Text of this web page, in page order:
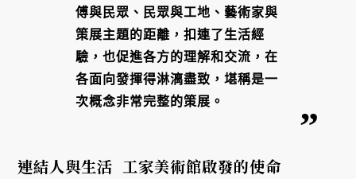
傅與民眾、民眾與工地、藝術家與
策展主題的距離，扣連了生活經
驗，也促進各方的理解和交流，在
各面向發揮得淋漓盡致，堪稱是一
次概念非常完整的策展。
連結人與生活 工家美術館啟發的使命